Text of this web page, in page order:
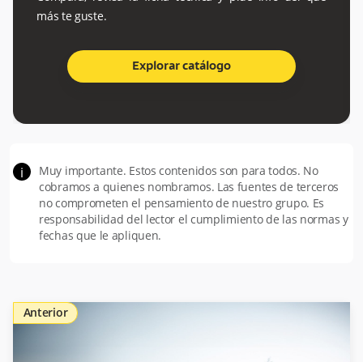
más te guste.
Explorar catálogo
i
Muy importante. Estos contenidos son para todos. No
cobramos a quienes nombramos. Las fuentes de terceros
no comprometen el pensamiento de nuestro grupo. Es
responsabilidad del lector el cumplimiento de las normas y
fechas que le apliquen.
Anterior